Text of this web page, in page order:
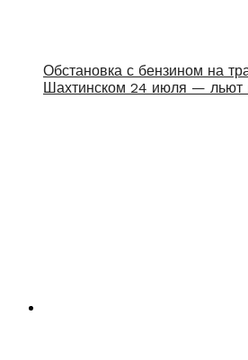
Обстановка с бензином на
Шахтинском 24 июля — льют